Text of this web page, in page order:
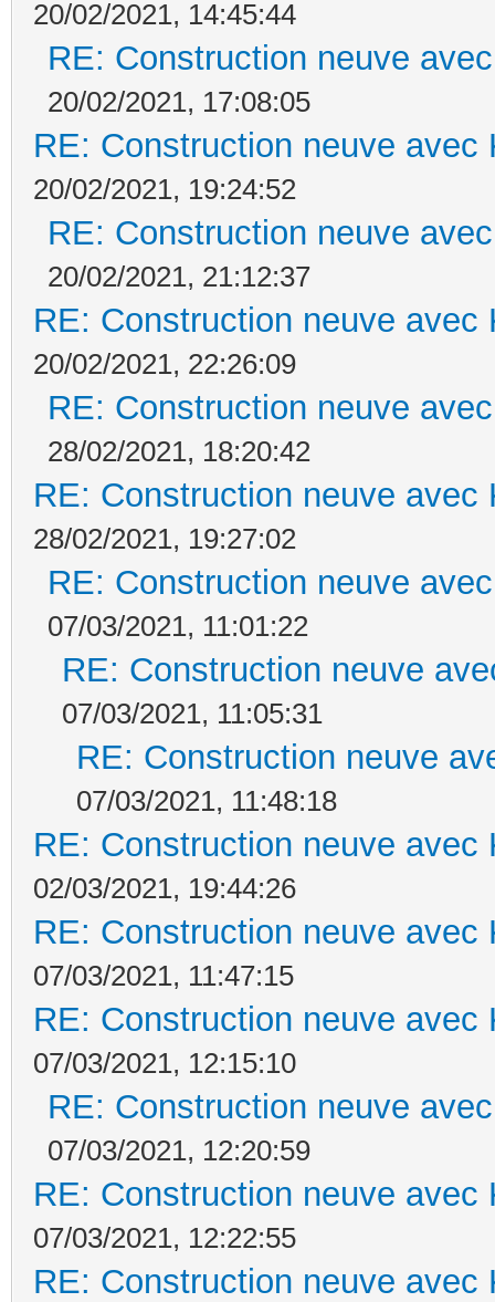
20/02/2021, 14:45:44
RE: Construction neuve
20/02/2021, 17:08:05
RE: Construction neuve avec
20/02/2021, 19:24:52
RE: Construction neuve
20/02/2021, 21:12:37
RE: Construction neuve avec
20/02/2021, 22:26:09
RE: Construction neuve
28/02/2021, 18:20:42
RE: Construction neuve avec
28/02/2021, 19:27:02
RE: Construction neuve
07/03/2021, 11:01:22
RE: Construction neuve
07/03/2021, 11:05:31
RE: Construction neuve
07/03/2021, 11:48:18
RE: Construction neuve avec
02/03/2021, 19:44:26
RE: Construction neuve avec
07/03/2021, 11:47:15
RE: Construction neuve avec
07/03/2021, 12:15:10
RE: Construction neuve
07/03/2021, 12:20:59
RE: Construction neuve avec
07/03/2021, 12:22:55
RE: Construction neuve avec